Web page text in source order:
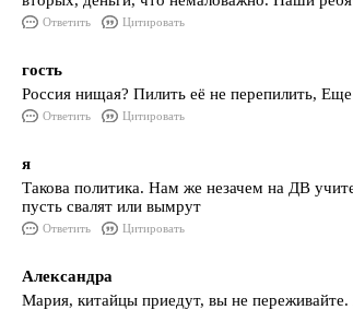
Ответить Цитировать
гость
Россия нищая? Пилить её не перепилить,
Ответить Цитировать
я
Такова политика. Нам же незачем на ДВ
пусть свалят или вымрут
Ответить Цитировать
Александра
Мария, китайцы приедут, вы не переживайте.